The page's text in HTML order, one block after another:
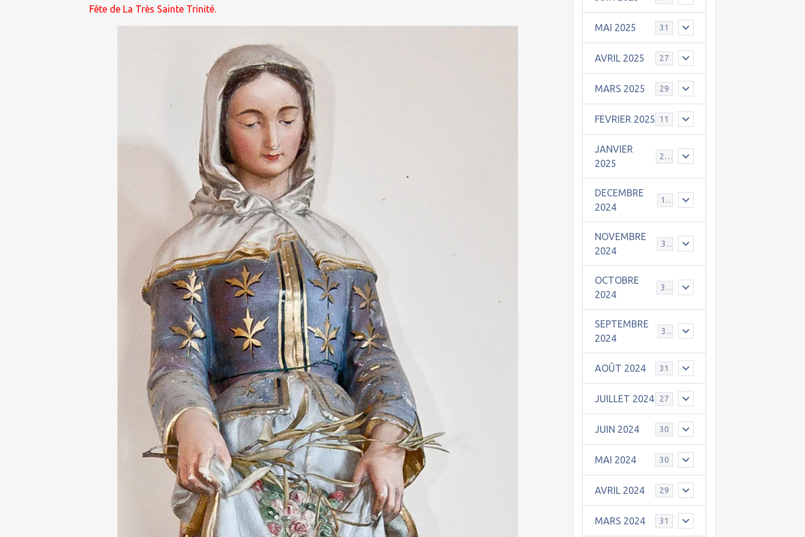
Fête de La Très Sainte Trinité.
MAI 2025 31
AVRIL 2025 27
MARS 2025 29
FEVRIER 2025 11
JANVIER
2025
25
DECEMBRE
2024
19
NOVEMBRE
2024
30
OCTOBRE
2024
31
SEPTEMBRE
2024
30
AOÛT 2024 31
JUILLET 2024 27
JUIN 2024 30
MAI 2024 30
AVRIL 2024 29
MARS 2024 31